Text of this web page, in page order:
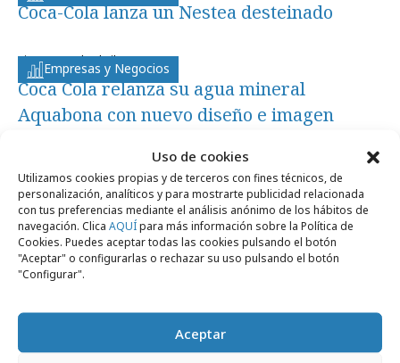
Uso de cookies
Utilizamos cookies propias y de terceros con fines técnicos, de
personalización, analíticos y para mostrarte publicidad relacionada
con tus preferencias mediante el análisis anónimo de los hábitos de
navegación. Clica AQUÍpara más información sobre la Política de
Cookies. Puedes aceptar todas las cookies pulsando el botón
"Aceptar" o configurarlas o rechazar su uso pulsando el botón
"Configurar".
Aceptar
Coca-Cola lanza un Nestea desteinado
Empresas y Negocios
viernes, 17 de abril 2009
Coca Cola relanza su agua mineral
Aquabona con nuevo diseño e imagen
Artículos recientes